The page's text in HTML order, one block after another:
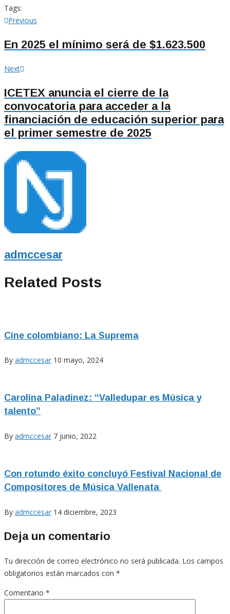
Tags:
Navegación
de
Previous
En 2025 el mínimo será de $1.623.500
Next
ICETEX anuncia el cierre de la
convocatoria para acceder a la
financiación de educación superior para
el primer semestre de 2025
admccesar
Related Posts
Cine colombiano: La Suprema
By admccesar 10 mayo, 2024
Carolina Paladinez: “Valledupar es Música y
talento”
By admccesar 7 junio, 2022
Con rotundo éxito concluyó Festival Nacional de
Compositores de Música Vallenata
By admccesar 14 diciembre, 2023
Deja un comentario
Tu dirección de correo electrónico no será publicada. Los campos
obligatorios están marcados con *
Comentario *